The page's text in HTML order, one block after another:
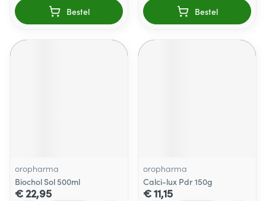
Bestel Bestel
oropharma
Biochol Sol 500ml
€ 22,95
oropharma
Calci-lux Pdr 150g
€ 11,15